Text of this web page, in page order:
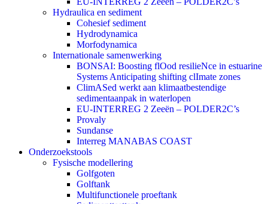
Hydraulica en sediment
Cohesief sediment
Hydrodynamica
Morfodynamica
Internationale samenwerking
BONSAI: Boosting flOod resilieNce in estuarine
Systems Anticipating shifting clImate zones
ClimASed werkt aan klimaatbestendige
sedimentaanpak in waterlopen
EU-INTERREG 2 Zeeën – POLDER2C’s
Provaly
Sundanse
Interreg MANABAS COAST
Onderzoekstools
Fysische modellering
Golfgoten
Golftank
Multifunctionele proeftank